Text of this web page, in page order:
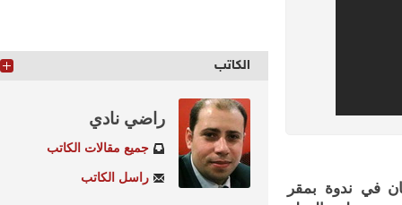
في ندوة بمقر
الكاتب
راضي نادي
جميع مقالات الكاتب
راسل الكاتب